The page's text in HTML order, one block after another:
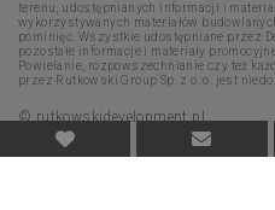
terenu, udostępnianych informacji i
wykorzystywanych materiałów
pominięć. Wszystkie udostępniane przez
pozostałe informacje i materiały
Powielanie, rozpowszechnianie czy też
przez Rutkowski Group Sp. z o. o. jest
© rutkowskidevelopment.pl